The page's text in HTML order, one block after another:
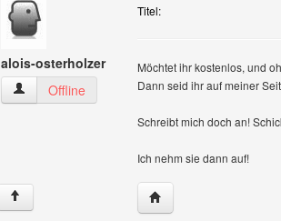
alois-osterholzer
alois-osterholzer Benutzer-Profile anzeigen
Offline
Titel:
Möchtet ihr kostenlos, und
Dann seid ihr auf meiner
Schreibt mich doch an!
Ich nehm sie dann auf!
↑ Website dieses